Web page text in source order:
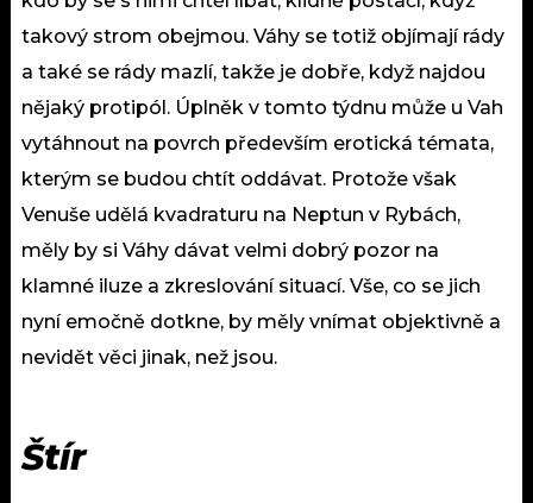
takový strom obejmou. Váhy se totiž objímají rády
a také se rády mazlí, takže je dobře, když najdou
nějaký protipól. Úplněk v tomto týdnu může u Vah
vytáhnout na povrch především erotická témata,
kterým se budou chtít oddávat. Protože však
Venuše udělá kvadraturu na Neptun v Rybách,
měly by si Váhy dávat velmi dobrý pozor na
klamné iluze a zkreslování situací. Vše, co se jich
nyní emočně dotkne, by měly vnímat objektivně a
nevidět věci jinak, než jsou.
Štír